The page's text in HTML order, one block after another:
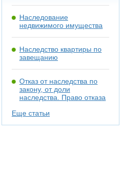
Наследование
недвижимого имущества
Наследство квартиры по
завещанию
Отказ от наследства по
закону, от доли
наследства. Право отказа
Еще статьи